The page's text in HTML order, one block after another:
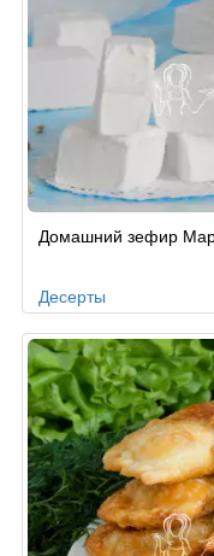
Домашний зефир
Десерты